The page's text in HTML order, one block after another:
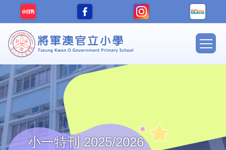
移至主內容
Main
小一特刊 2025/2026